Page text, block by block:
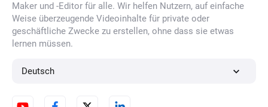
Maker und -Editor für alle. Wir helfen Nutzern, auf einfache
Weise überzeugende Videoinhalte für private oder
geschäftliche Zwecke zu erstellen, ohne dass sie etwas
lernen müssen.
Deutsch